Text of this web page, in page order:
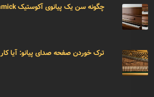
چگونه سن یک پیانوی آکوستیک Samick را تعیین کنیم؟
ترک خوردن صفحه صدای پیانو: آیا